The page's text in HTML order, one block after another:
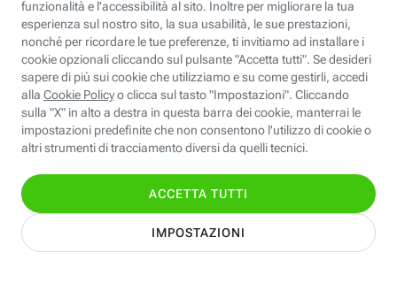
#SmartphoneGadgetWearable
#SostenibilitaAmbienteInclusione
#CuriositaTech
Addestramento IA non consentito:É assolutamente vietato
l’utilizzo del contenuto di questa pubblicazione, in qualsiasi
forma o modalità, per addestrare sistemi e piattaforme di
copyright.